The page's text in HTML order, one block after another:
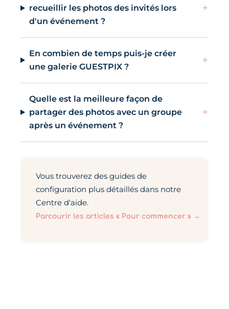
recueillir les photos des invités lors
d'un événement ?
+
En combien de temps puis-je créer
une galerie GUESTPIX ?
+
Quelle est la meilleure façon de
partager des photos avec un groupe
après un événement ?
+
Vous trouverez des guides de
configuration plus détaillés dans notre
Centre d'aide.
Parcourir les articles « Pour commencer » →